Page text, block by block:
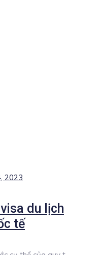
2023
du lịch
tế